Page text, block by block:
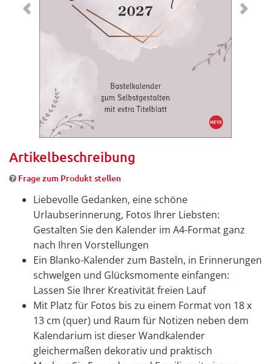
Artikelbeschreibung
Frage zum Produkt stellen
Liebevolle Gedanken, eine schöne
Urlaubserinnerung, Fotos Ihrer Liebsten:
Gestalten Sie den Kalender im A4-Format ganz
nach Ihren Vorstellungen
Ein Blanko-Kalender zum Basteln, in Erinnerungen
schwelgen und Glücksmomente einfangen:
Lassen Sie Ihrer Kreativität freien Lauf
Mit Platz für Fotos bis zu einem Format von 18 x
13 cm (quer) und Raum für Notizen neben dem
Kalendarium ist dieser Wandkalender
gleichermaßen dekorativ und praktisch